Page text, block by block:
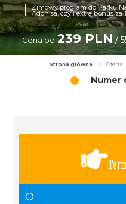
Zimowy program do Parku
Adonisa, czyli extra bonus za
Cena od 239 PLN/
Strona główna / Oferta
Numer
O